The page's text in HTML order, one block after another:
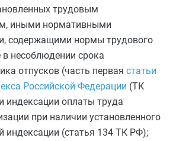
трудовым
иными нормативными
содержащими нормы трудового
в несоблюдении срока
отпусков (часть первая статьи
Российской Федерации (ТК
индексации оплаты труда
при наличии установленного
индексации (статья 134 ТК РФ);